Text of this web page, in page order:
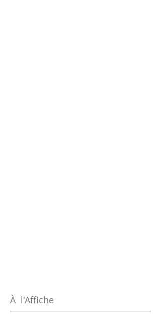
À l'Affiche